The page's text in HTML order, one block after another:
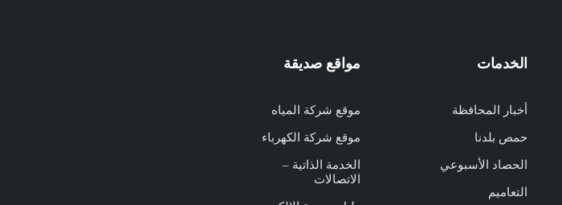
الخدمات
أخبار المحافظة
حمص بلدنا
الحصاد الأسبوعي
التعاميم
مواقع صديقة
موقع شركة المياه
موقع شركة الكهرباء
الخدمة الذاتية –
الاتصالات